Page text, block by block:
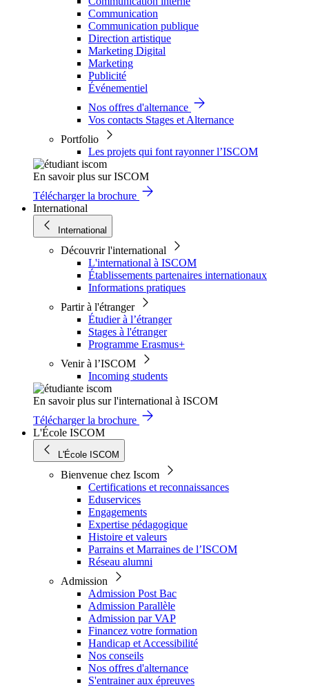
Communication
Communication publique
Direction artistique
Marketing Digital
Marketing
Publicité
Événementiel
Nos offres d'alternance
Vos contacts Stages et Alternance
Portfolio
Les projets qui font rayonner l’ISCOM
En savoir plus sur ISCOM
Télécharger la brochure
International
International
Découvrir l'international
L'international à ISCOM
Établissements partenaires internationaux
Informations pratiques
Partir à l'étranger
Étudier à l’étranger
Stages à l'étranger
Programme Erasmus+
Venir à l’ISCOM
Incoming students
En savoir plus sur l'international à ISCOM
Télécharger la brochure
L'École ISCOM
L'École ISCOM
Bienvenue chez Iscom
Certifications et reconnaissances
Eduservices
Engagements
Expertise pédagogique
Histoire et valeurs
Parrains et Marraines de l’ISCOM
Réseau alumni
Admission
Admission Post Bac
Admission Parallèle
Admission par VAP
Financez votre formation
Handicap et Accessibilité
Nos conseils
Nos offres d'alternance
S'entrainer aux épreuves